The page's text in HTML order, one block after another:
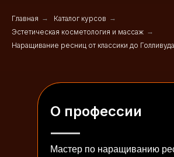
Главная → Каталог курсов →
Эcтетическая косметология и массаж →
Наращивание ресниц от классики до Голливуда
О профессии
Мастер по наращиванию